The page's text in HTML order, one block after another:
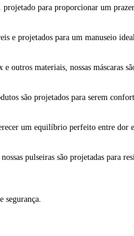
projetado para proporcionar um
e projetados para um manuseio
materiais, nossas máscaras
são projetados para serem
um equilíbrio perfeito entre dor
pulseiras são projetadas para
segurança.